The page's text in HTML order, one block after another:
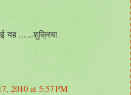
यह ......शुक्रिया
2010 at 5:57 PM